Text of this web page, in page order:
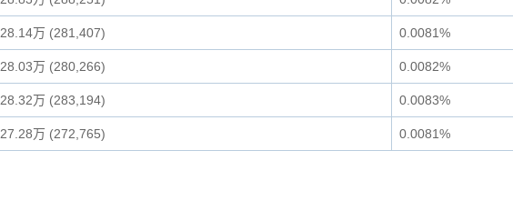
28.14万 (281,407) 0.0081%
28.03万 (280,266) 0.0082%
28.32万 (283,194) 0.0083%
27.28万 (272,765) 0.0081%